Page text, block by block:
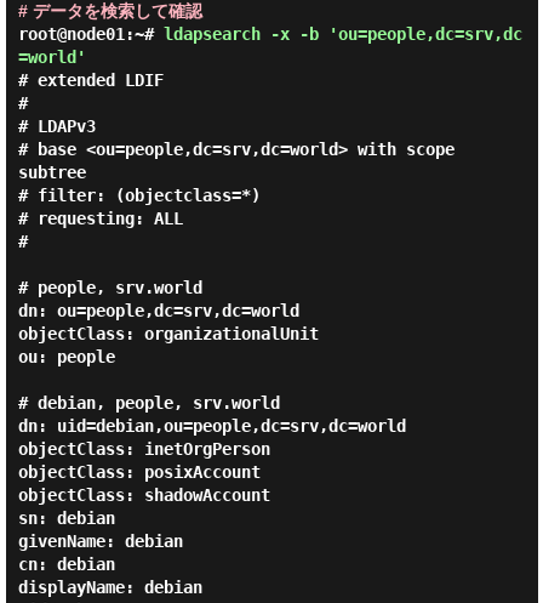
# データを検索して確認
root@node01:~# ldapsearch -x -b 'ou=people,dc=srv,dc
=world'
# extended LDIF
#
# LDAPv3
# base <ou=people,dc=srv,dc=world> with scope
subtree
# filter: (objectclass=*)
# requesting: ALL
#
# people, srv.world
dn: ou=people,dc=srv,dc=world
objectClass: organizationalUnit
ou: people
# debian, people, srv.world
dn: uid=debian,ou=people,dc=srv,dc=world
objectClass: inetOrgPerson
objectClass: posixAccount
objectClass: shadowAccount
sn: debian
givenName: debian
cn: debian
displayName: debian